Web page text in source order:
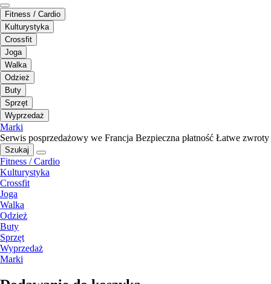
Fitness / Cardio
Kulturystyka
Crossfit
Joga
Walka
Odzież
Buty
Sprzęt
Wyprzedaż
Marki
Serwis posprzedażowy we Francja Bezpieczna płatność Łatwe zwroty
Szukaj
Fitness / Cardio
Kulturystyka
Crossfit
Joga
Walka
Odzież
Buty
Sprzęt
Wyprzedaż
Marki